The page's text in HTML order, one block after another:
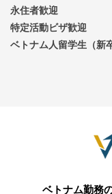
永住者歓迎
特定活動ビザ歓迎
ベトナム人留学生（新
ベトナム勤務